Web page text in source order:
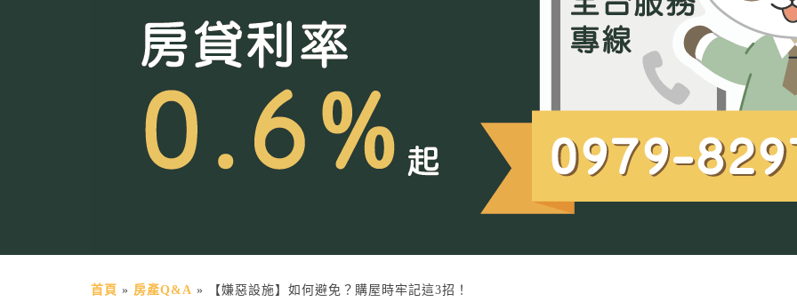
首頁 » 房產Q&A » 【嫌惡設施】如何避免？購屋時牢記這3招！